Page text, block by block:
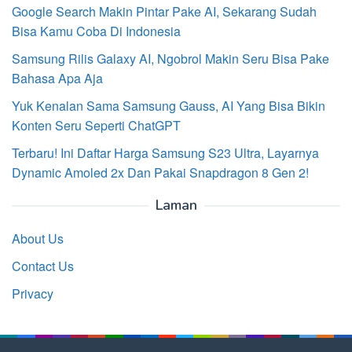
Google Search Makin Pintar Pake AI, Sekarang Sudah
Bisa Kamu Coba Di Indonesia
Samsung Rilis Galaxy AI, Ngobrol Makin Seru Bisa Pake
Bahasa Apa Aja
Yuk Kenalan Sama Samsung Gauss, AI Yang Bisa Bikin
Konten Seru Seperti ChatGPT
Terbaru! Ini Daftar Harga Samsung S23 Ultra, Layarnya
Dynamic Amoled 2x Dan Pakai Snapdragon 8 Gen 2!
Laman
About Us
Contact Us
Privacy